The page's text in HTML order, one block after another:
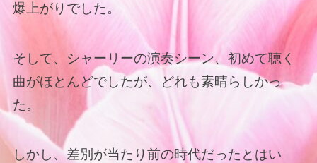
爆上がりでした。
そして、シャーリーの演奏シーン、初めて聴く
曲がほとんどでしたが、どれも素晴らしかっ
た。
しかし、差別が当たり前の時代だったとはい